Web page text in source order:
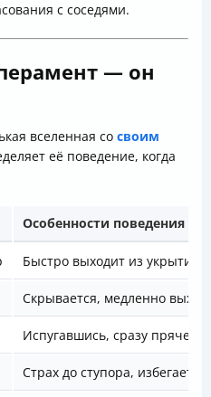
с соседями.
— он
вселенная со своим
её поведение, когда
Особенности поведения
Быстро выходит из укрытия,
Скрывается, медленно
Испугавшись, сразу
Страх до ступора, избегает